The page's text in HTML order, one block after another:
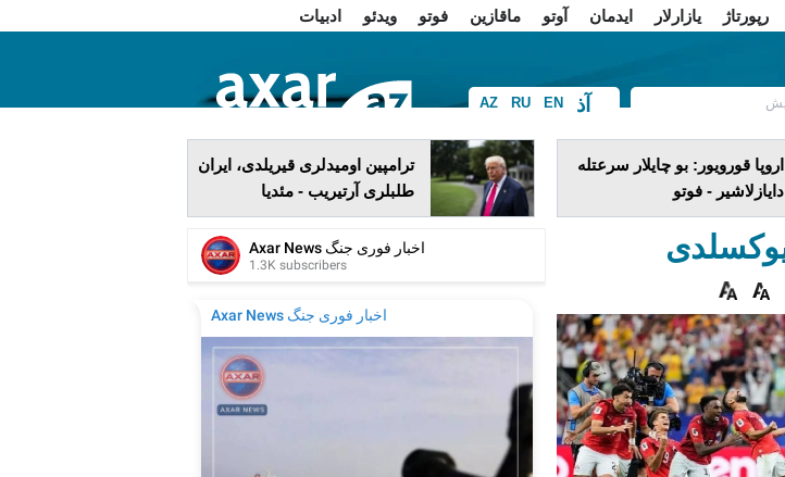
رپورتاژ یازارلار ایدمان آوتو ماقازین فوتو ویدئو
ادبیات
AZ RU EN آذ
فا
اروپا قورویور: بو چایلار سرعتله
دایازلاشیر - فوتو
ترامپین اومیدلری قیریلدی، ایران
طلبلری آرتیریب - مئدیا